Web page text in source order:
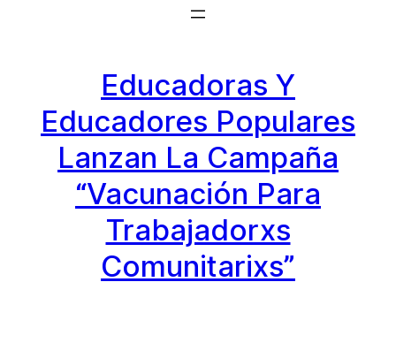
Educadoras Y
Educadores Populares
Lanzan La Campaña
“Vacunación Para
Trabajadorxs
Comunitarixs”